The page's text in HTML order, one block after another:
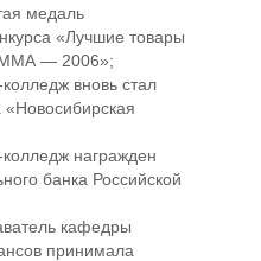
медаль
«Лучшие товары
— 2006»;
вновь стал
«Новосибирская
награжден
банка Российской
кафедры
принимала